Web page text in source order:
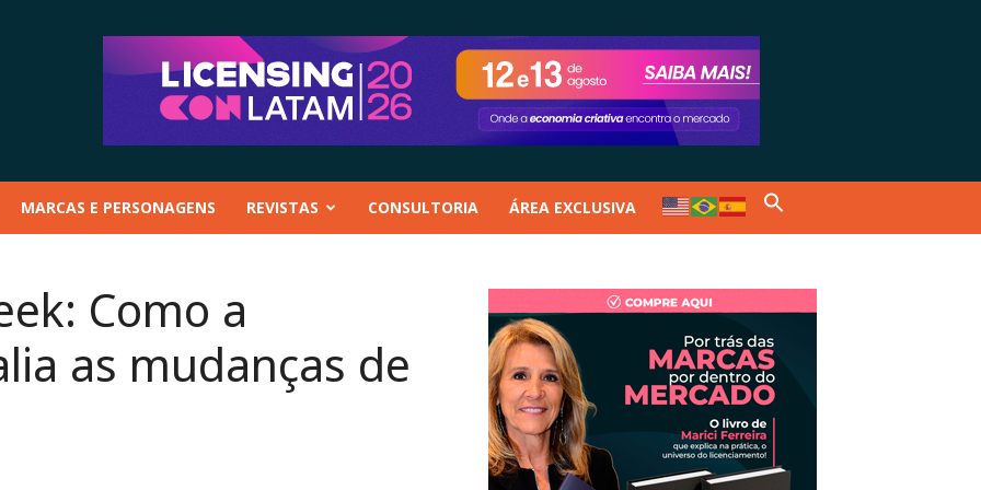
MARCAS E PERSONAGENS REVISTAS CONSULTORIA ÁREA EXCLUSIVA
Como a
as mudanças de